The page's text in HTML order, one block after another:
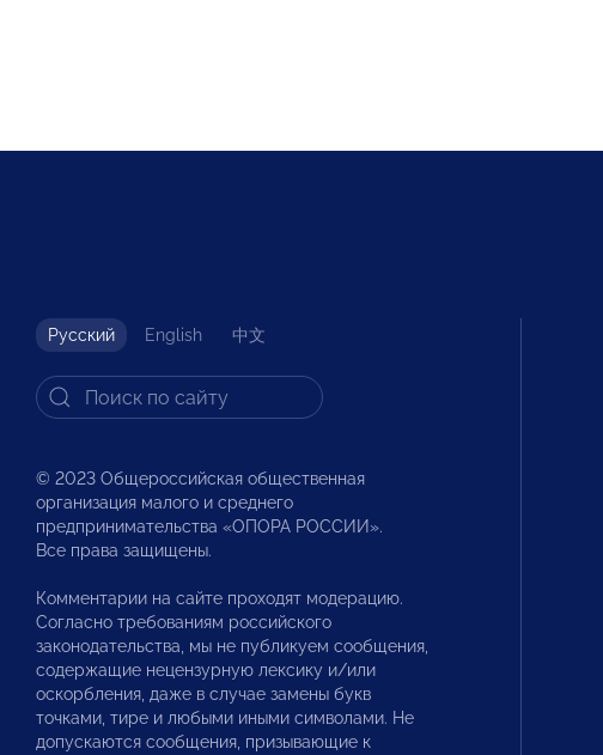
Русский English 中文
© 2023 Общероссийская общественная
организация малого и среднего
предпринимательства «ОПОРА РОССИИ».
Все права защищены.
Комментарии на сайте проходят модерацию.
Согласно требованиям российского
законодательства, мы не публикуем сообщения,
содержащие нецензурную лексику и/или
оскорбления, даже в случае замены букв
точками, тире и любыми иными символами. Не
допускаются сообщения, призывающие к